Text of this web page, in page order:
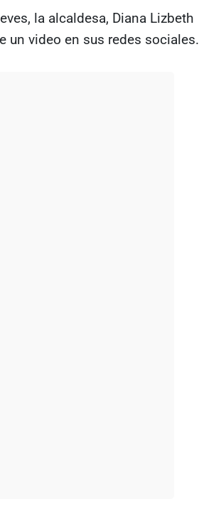
la alcaldesa, Diana Lizbeth
un video en sus redes sociales.